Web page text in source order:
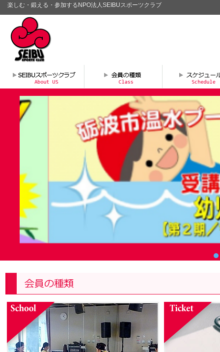
楽しむ・鍛える・参加するNPO法人SEIBUスポーツクラブ